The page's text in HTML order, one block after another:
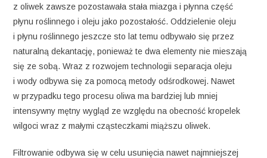
z oliwek zawsze pozostawała stała miazga i płynna część
płynu roślinnego i oleju jako pozostałość. Oddzielenie oleju
i płynu roślinnego jeszcze sto lat temu odbywało się przez
naturalną dekantację, ponieważ te dwa elementy nie mieszają
się ze sobą. Wraz z rozwojem technologii separacja oleju
i wody odbywa się za pomocą metody odśrodkowej. Nawet
w przypadku tego procesu oliwa ma bardziej lub mniej
intensywny mętny wygląd ze względu na obecność kropelek
wilgoci wraz z małymi cząsteczkami miąższu oliwek.
Filtrowanie odbywa się w celu usunięcia nawet najmniejszej